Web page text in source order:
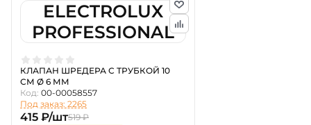
ELECTROLUX
PROFESSIONAL
КЛАПАН ШРЕДЕРА С ТРУБКОЙ 10
СМ Ø 6 ММ
Код: 00-00058557
Под заказ: 2265
415 ₽/шт519 ₽